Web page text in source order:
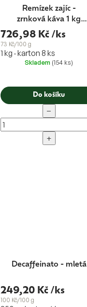
Remízek zajíc -
zrnková káva 1 kg
blend Nr.7
726,98 Kč /ks
73 Kč/100 g
1 kg · karton 8 ks
Skladem (154 ks)
Do košíku
−
+
Decaffeinato - mletá
249,20 Kč /ks
100 Kč/100 g